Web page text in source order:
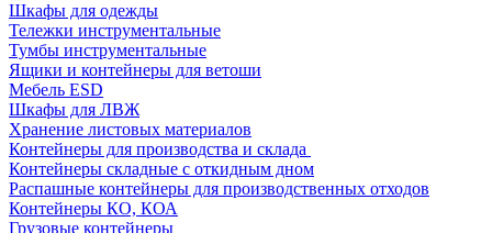
Шкафы для одежды
Тележки инструментальные
Тумбы инструментальные
Ящики и контейнеры для ветоши
Мебель ESD
Шкафы для ЛВЖ
Хранение листовых материалов
Контейнеры для производства и склада
Контейнеры складные с откидным дном
Распашные контейнеры для производственных отходов
Контейнеры КО, КОА
Грузовые контейнеры